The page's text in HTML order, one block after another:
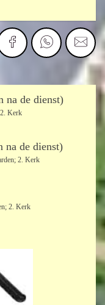
na de dienst)
Kerk
de dienst)
2. Kerk
2. Kerk